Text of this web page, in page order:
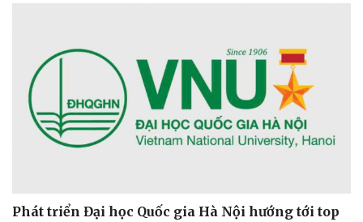
Phát triển Đại học Quốc gia Hà Nội hướng tới top